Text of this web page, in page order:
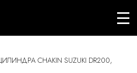
CHAKIN SUZUKI DR200,